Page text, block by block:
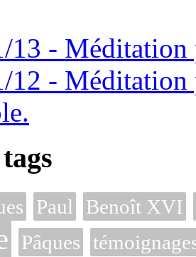
13 - Méditation
12 - Méditation
Paul Benoît XVI
Pâques